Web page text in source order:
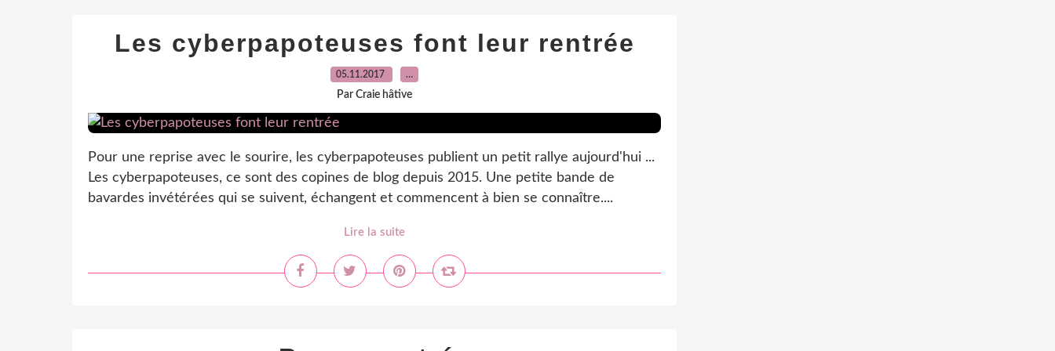
Les cyberpapoteuses font leur rentrée
05.11.2017 …
Par Craie hâtive
Pour une reprise avec le sourire, les cyberpapoteuses publient un petit rallye aujourd'hui ...
Les cyberpapoteuses, ce sont des copines de blog depuis 2015. Une petite bande de
bavardes invétérées qui se suivent, échangent et commencent à bien se connaître....
Lire la suite